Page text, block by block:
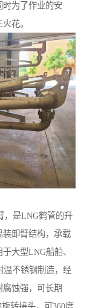
时为了作业的安
花。
，是LNG鹤管的升
装卸臂结构，承载
大型LNG船舶、
温不锈钢制造，经
蚀强，可长期